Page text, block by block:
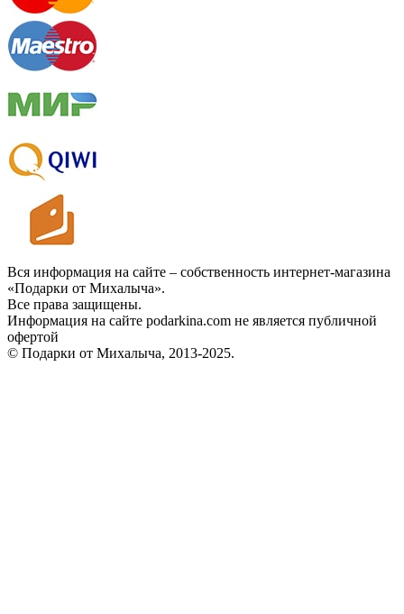
Вся информация на сайте – собственность интернет-магазина
«Подарки от Михалыча».
Все права защищены.
Информация на сайте podarkina.com не является публичной
офертой
© Подарки от Михалыча, 2013-2025.